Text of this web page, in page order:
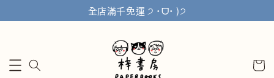
全店滿千免運 ੭ ˙ᗜ˙ )੭